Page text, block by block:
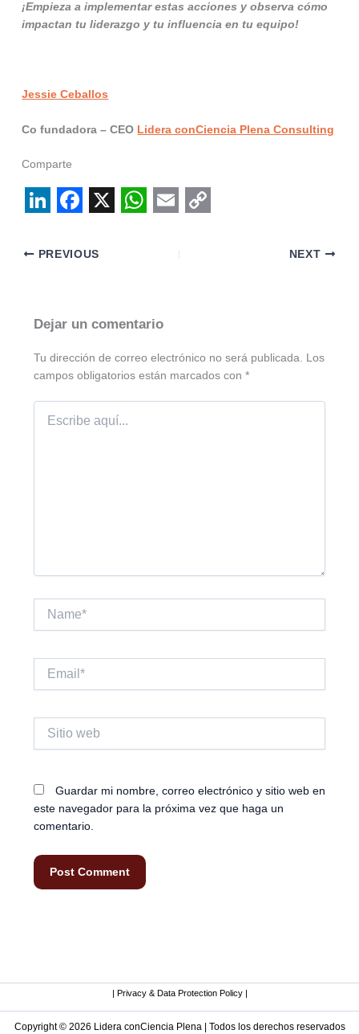
¡Empieza a implementar estas acciones y observa cómo
impactan tu liderazgo y tu influencia en tu equipo!
Jessie Ceballos
Co fundadora – CEO Lidera conCiencia Plena Consulting
Comparte
i
e
d
n
a
b
o
o
k
s
A
p
p
l
i
n
k
PREVIOUS NEXT
Dejar un comentario
Tu dirección de correo electrónico no será publicada.
Los
campos obligatorios están marcados con *
aquí...
web
Guardar mi nombre, correo electrónico y sitio web en
este navegador para la próxima vez que haga un
comentario.
| Privacy & Data Protection Policy |
Copyright © 2026 Lidera conCiencia Plena | Todos los derechos reservados